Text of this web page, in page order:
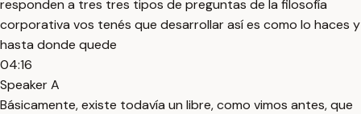
responden a tres tres tipos de preguntas de la filosofía
corporativa vos tenés que desarrollar así es como lo haces y
hasta donde quede
04:16
Speaker A
Básicamente, existe todavía un libre, como vimos antes, que